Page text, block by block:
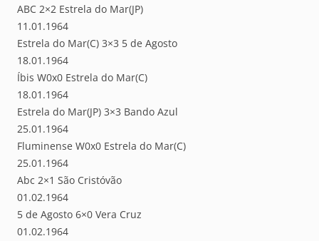
ABC 2×2 Estrela do Mar(JP)
11.01.1964
Estrela do Mar(C) 3×3 5 de Agosto
18.01.1964
Íbis W0x0 Estrela do Mar(C)
18.01.1964
Estrela do Mar(JP) 3×3 Bando Azul
25.01.1964
Fluminense W0x0 Estrela do Mar(C)
25.01.1964
Abc 2×1 São Cristóvão
01.02.1964
5 de Agosto 6×0 Vera Cruz
01.02.1964